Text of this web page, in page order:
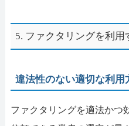
5. ファクタリングを利
違法性のない適切な利用
ファクタリングを適法かつ